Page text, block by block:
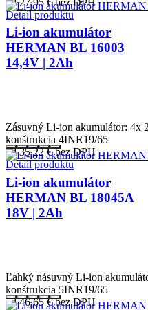
Detail produktu
Li-ion akumulátor
HERMAN BL 16003
14,4V | 2Ah
Zásuvný Li-ion akumulátor:
konštrukcia 4INR19/65
od 35,22€bez DPH
Detail produktu
Li-ion akumulátor
HERMAN BL 18045A
18V | 2Ah
Ľahký násuvný Li-ion
konštrukcia 5INR19/65
od 46,65€bez DPH